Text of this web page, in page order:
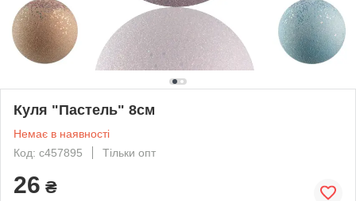
Куля "Пастель" 8см
Немає в наявності
Код: с457895
Тільки опт
26 ₴